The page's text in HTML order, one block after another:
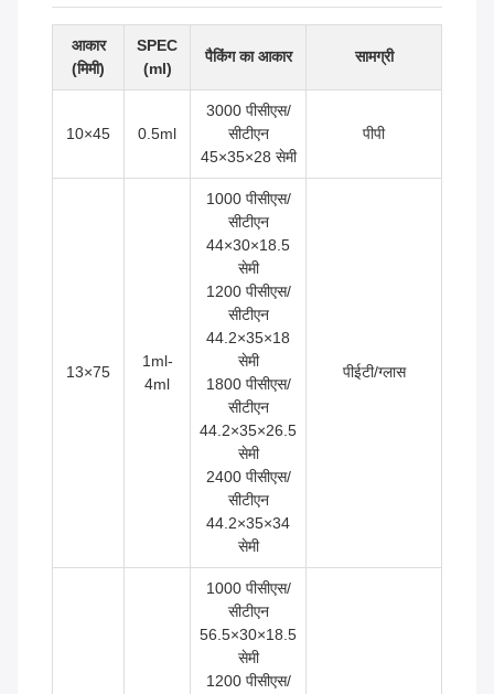
आकार
(मिमी)
SPEC
(ml)
पैकिंग का आकार सामग्री
10×45 0.5ml
3000 पीसीएस/
सीटीएन
45×35×28 सेमी
पीपी
13×75
1ml-
4ml
1000 पीसीएस/
सीटीएन
44×30×18.5
सेमी
1200 पीसीएस/
सीटीएन
44.2×35×18
सेमी
1800 पीसीएस/
सीटीएन
44.2×35×26.5
सेमी
2400 पीसीएस/
सीटीएन
44.2×35×34
सेमी
पीईटी/ग्लास
1000 पीसीएस/
सीटीएन
56.5×30×18.5
सेमी
1200 पीसीएस/